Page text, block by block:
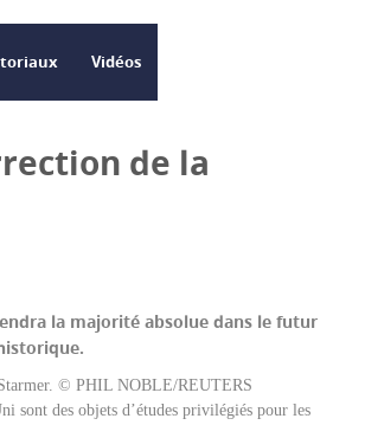
Vidéos
de la
la majorité absolue dans le futur
© PHIL NOBLE/REUTERS
sont des objets d’études privilégiés pour les